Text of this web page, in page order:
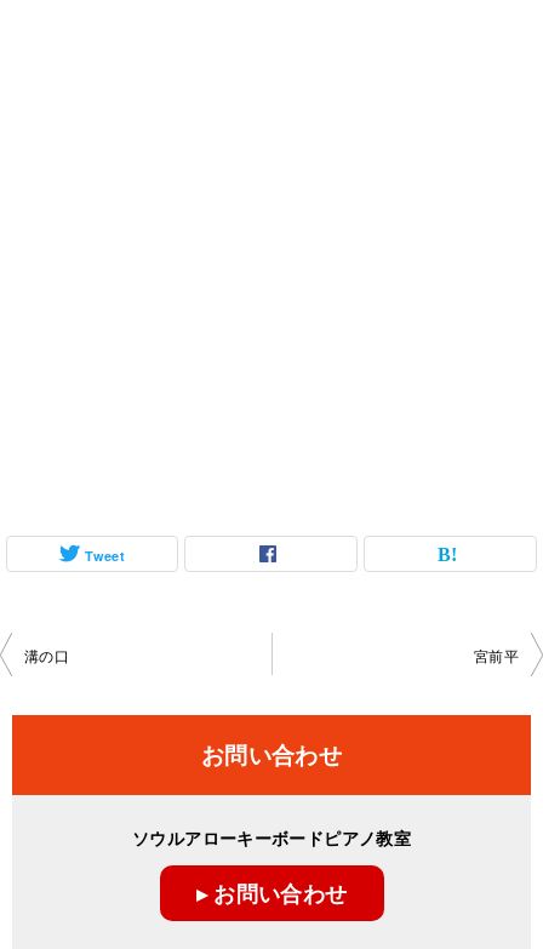
Tweet
投
ビ
溝の口 宮前平
お問い合わせ
ソウルアローキーボードピアノ教室
▸ お問い合わせ